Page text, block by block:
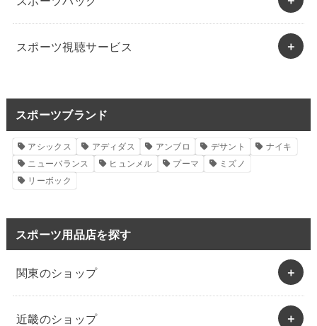
スポーツ視聴サービス
スポーツブランド
アシックス アディダス アンブロ デサント
ナイキ
ニューバランス
ヒュンメル プーマ
ミズノ
リーボック
スポーツ用品店を探す
関東のショップ
近畿のショップ